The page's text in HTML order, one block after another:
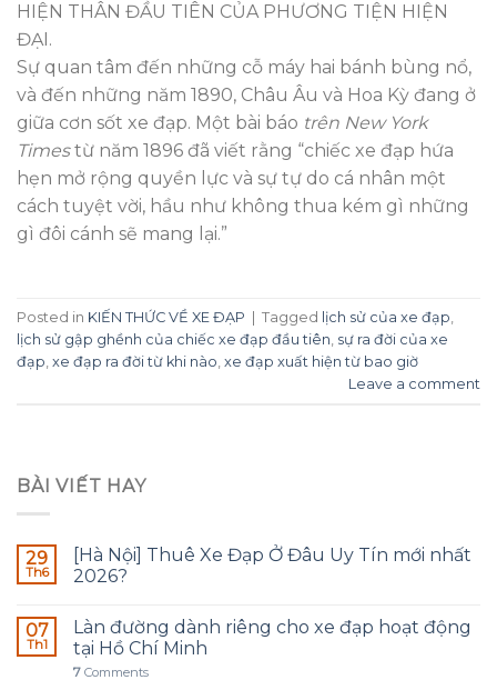
HIỆN THÂN ĐẦU TIÊN CỦA PHƯƠNG TIỆN HIỆN
ĐẠI.
Sự quan tâm đến những cỗ máy hai bánh bùng nổ,
và đến những năm 1890, Châu Âu và Hoa Kỳ đang ở
giữa cơn sốt xe đạp. Một bài báo trên New York
Timestừ năm 1896 đã viết rằng “chiếc xe đạp hứa
hẹn mở rộng quyền lực và sự tự do cá nhân một
cách tuyệt vời, hầu như không thua kém gì những
gì đôi cánh sẽ mang lại.”
Posted in KIẾN THỨC VỀ XE ĐẠP | Tagged lịch sử của xe đạp
lịch sử gập ghềnh của chiếc xe đạp đầu tiên sự ra đời của xe
đạp xe đạp ra đời từ khi nào xe đạp xuất hiện từ bao giờ
Leave a comment
BÀI VIẾT HAY
29
Th6
[Hà Nội] Thuê Xe Đạp Ở Đâu Uy Tín mới nhất
2026?
07
Th1
Làn đường dành riêng cho xe đạp hoạt động
tại Hồ Chí Minh
7 Comments